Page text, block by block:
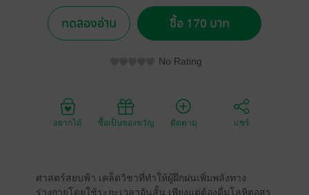
ทดลองอ่าน ซื้อ 170 บาท
No Rating
อยากได้ ซื้อเป็นของขวัญ ติดตาม แชร์
ศาสตร์สยบฟ้า เคล็ดวิชาที่ทำให้ผู้ฝึกฝนเพิ่มพลังทาง
ร่างกายโดยใช้ระยะเวลาอันสั้น เพียงแต่ต้องดื่มโลหิตอสูร